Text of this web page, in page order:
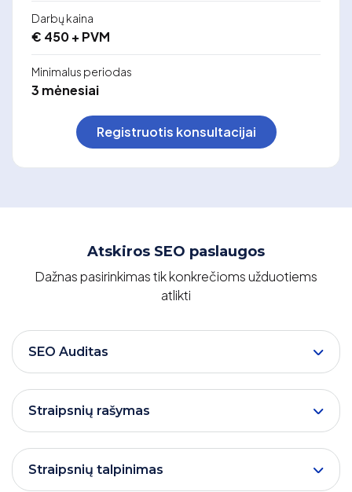
Darbų kaina
€ 450 + PVM
Minimalus periodas
3 mėnesiai
Registruotis konsultacijai
Atskiros SEO paslaugos
Dažnas pasirinkimas tik konkrečioms užduotiems
atlikti
SEO Auditas
Straipsnių rašymas
Straipsnių talpinimas